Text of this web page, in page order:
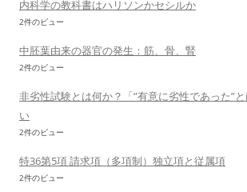
内科学の教科書はハリソンかセシルか
2件のビュー
中胚葉由来の器官の発生：筋、骨、腎
2件のビュー
非劣性試験とは何か？「”有意に劣性であった”
い
2件のビュー
特36第5項 請求項（多項制）独立項と従属項
2件のビュー